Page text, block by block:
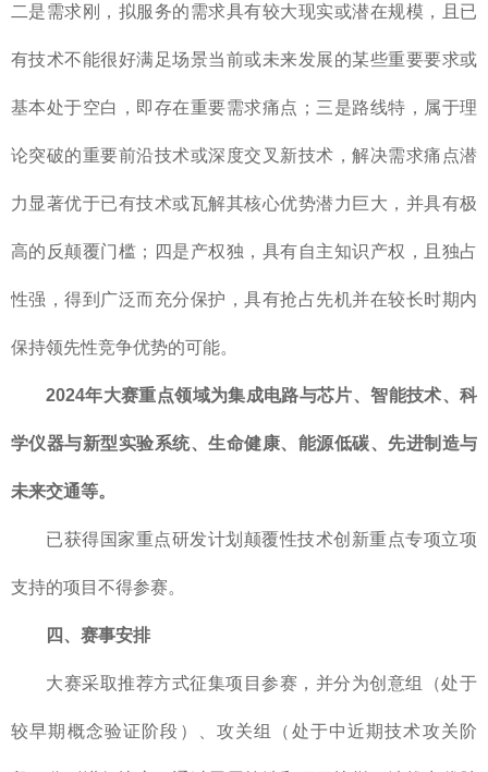
二是需求刚，拟服务的需求具有较大现实或潜在规模，且已
有技术不能很好满足场景当前或未来发展的某些重要要求或
基本处于空白，即存在重要需求痛点；三是路线特，属于理
论突破的重要前沿技术或深度交叉新技术，解决需求痛点潜
力显著优于已有技术或瓦解其核心优势潜力巨大，并具有极
高的反颠覆门槛；四是产权独，具有自主知识产权，且独占
性强，得到广泛而充分保护，具有抢占先机并在较长时期内
保持领先性竞争优势的可能。
2024年大赛重点领域为集成电路与芯片、智能技术、科
学仪器与新型实验系统、生命健康、能源低碳、先进制造与
未来交通等。
已获得国家重点研发计划颠覆性技术创新重点专项立项
支持的项目不得参赛。
四、赛事安排
大赛采取推荐方式征集项目参赛，并分为创意组（处于
较早期概念验证阶段）、攻关组（处于中近期技术攻关阶